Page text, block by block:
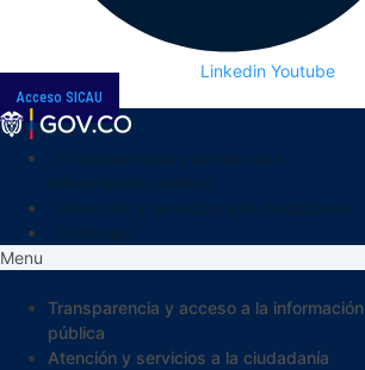
Linkedin Youtube
Acceso SICAU
Menu
Transparencia y acceso a la información
pública
Atención y servicios a la ciudadanía